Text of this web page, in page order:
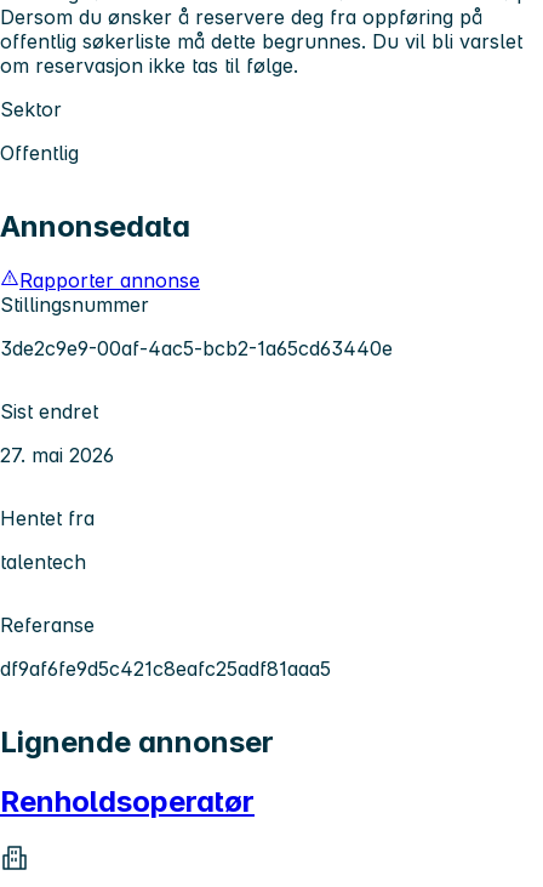
Dersom du ønsker å reservere deg fra oppføring på
offentlig søkerliste må dette begrunnes. Du vil bli varslet
om reservasjon ikke tas til følge.
Sektor
Offentlig
Annonsedata
Rapporter annonse
Stillingsnummer
3de2c9e9-00af-4ac5-bcb2-1a65cd63440e
Sist endret
27. mai 2026
Hentet fra
talentech
Referanse
df9af6fe9d5c421c8eafc25adf81aaa5
Lignende annonser
Renholdsoperatør